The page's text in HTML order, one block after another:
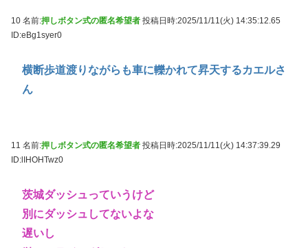
10 名前:押しボタン式の匿名希望者 投稿日時:2025/11/11(火) 14:35:12.65
ID:eBg1syer0
横断歩道渡りながらも車に轢かれて昇天するカエルさ
ん
11 名前:押しボタン式の匿名希望者 投稿日時:2025/11/11(火) 14:37:39.29
ID:lIHOHTwz0
茨城ダッシュっていうけど
別にダッシュしてないよな
遅いし